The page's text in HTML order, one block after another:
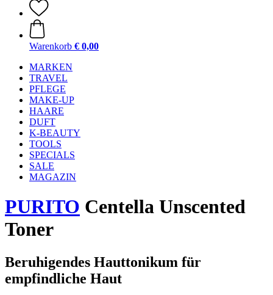
Warenkorb € 0,00
MARKEN
TRAVEL
PFLEGE
MAKE-UP
HAARE
DUFT
K-BEAUTY
TOOLS
SPECIALS
SALE
MAGAZIN
PURITO Centella Unscented
Toner
Beruhigendes Hauttonikum für
empfindliche Haut